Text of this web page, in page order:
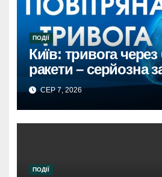
ПОДІЇ
Київ: тривога через
ракети – серйозна
СЕР 7, 2026
ПОДІЇ